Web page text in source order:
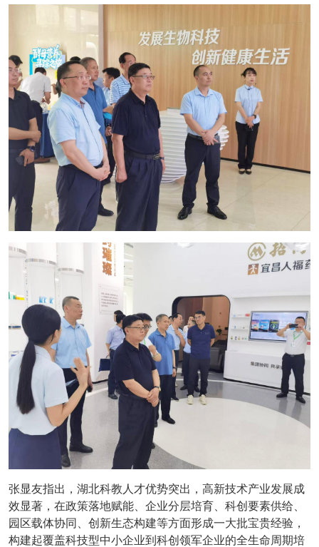
张显友指出，湖北科教人才优势突出，高新技术产业发展成
效显著，在政策落地赋能、企业分层培育、科创要素供给、
园区载体协同、创新生态构建等方面形成一大批宝贵经验，
构建起覆盖科技型中小企业到科创领军企业的全生命周期培